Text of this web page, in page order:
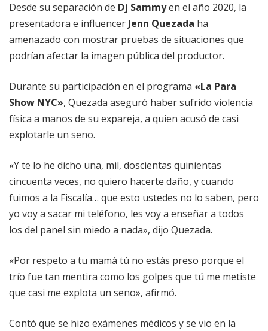
Desde su separación de Dj Sammyen el año 2020, la
presentadora e influencer Jenn Quezada ha
amenazado con mostrar pruebas de situaciones que
podrían afectar la imagen pública del productor.
Durante su participación en el programa «La Para
Show NYC», Quezada aseguró haber sufrido violencia
física a manos de su expareja, a quien acusó de casi
explotarle un seno.
«Y te lo he dicho una, mil, doscientas quinientas
cincuenta veces, no quiero hacerte daño, y cuando
fuimos a la Fiscalía… que esto ustedes no lo saben, pero
yo voy a sacar mi teléfono, les voy a enseñar a todos
los del panel sin miedo a nada», dijo Quezada.
«Por respeto a tu mamá tú no estás preso porque el
trío fue tan mentira como los golpes que tú me metiste
que casi me explota un seno», afirmó.
Contó que se hizo exámenes médicos y se vio en la